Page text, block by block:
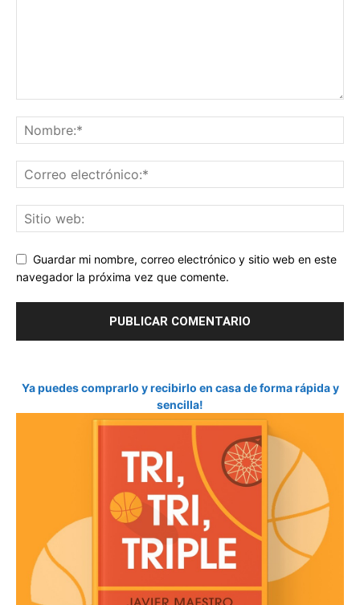
Guardar mi nombre, correo electrónico y sitio web en este
navegador la próxima vez que comente.
Ya puedes comprarlo y recibirlo en casa de forma rápida y
sencilla!